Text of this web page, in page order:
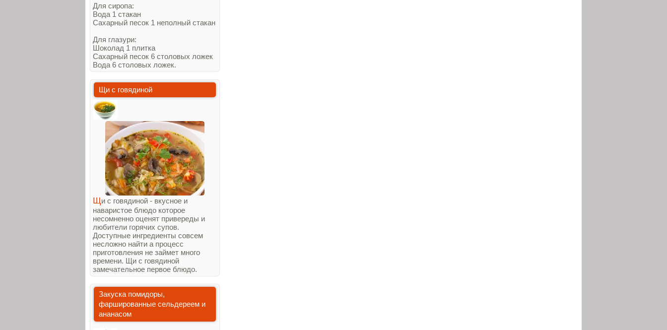
Для сиропа:
Вода 1 стакан
Сахарный песок 1 неполный стакан
Для глазури:
Шоколад 1 плитка
Сахарный песок 6 столовых ложек
Вода 6 столовых ложек.
Щи с говядиной
Щи с говядиной - вкусное и
наваристое блюдо которое
несомненно оценят привереды и
любители горячих супов.
Доступные ингредиенты совсем
несложно найти а процесс
приготовления не займет много
времени. Щи с говядиной
замечательное первое блюдо.
Закуска помидоры,
фаршированные сельдереем и
ананасом